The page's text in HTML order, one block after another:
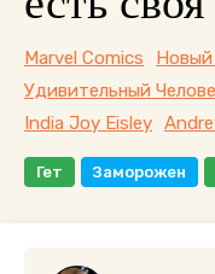
Marvel Comics
Новый
Удивительный
India Joy Eisley
Гет Заморожен